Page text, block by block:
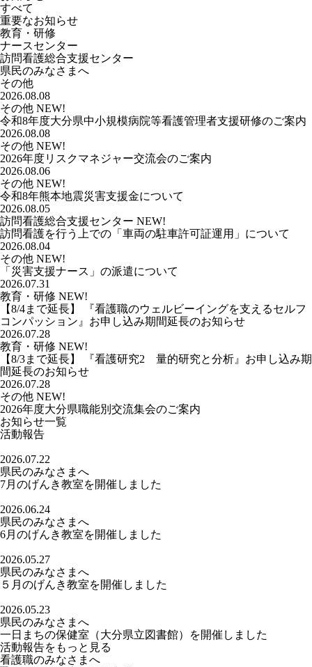
すべて
重要なお知らせ
教育・研修
ナースセンター
訪問看護総合支援センター
県民のみなさまへ
その他
2026.08.08
その他 NEW!
令和8年度大分県中小規模病院等看護管理者支援研修のご案内
2026.08.08
その他 NEW!
2026年度リスクマネジャー交流会のご案内
2026.08.06
その他 NEW!
令和8年熊本地震災害支援金について
2026.08.05
訪問看護総合支援センター NEW!
訪問看護を行う上での「車両の駐車許可証運用」について
2026.08.04
その他 NEW!
「災害支援ナース」の派遣について
2026.07.31
教育・研修 NEW!
【8/4まで延長】 『看護職のウェルビーイングを支えるセルフ
コンパッション』お申し込み期間延長のお知らせ
2026.07.28
教育・研修 NEW!
【8/3まで延長】 『看護研究2 量的研究と分析』お申し込み期
間延長のお知らせ
2026.07.28
その他 NEW!
2026年度大分県職能別交流集会のご案内
お知らせ一覧
活動報告
2026.07.22
県民のみなさまへ
7月のげんき教室を開催しました
2026.06.24
県民のみなさまへ
6月のげんき教室を開催しました
2026.05.27
県民のみなさまへ
５月のげんき教室を開催しました
2026.05.23
県民のみなさまへ
一日まちの保健室（大分県立図書館）を開催しました
活動報告をもっと見る
看護職のみなさまへ